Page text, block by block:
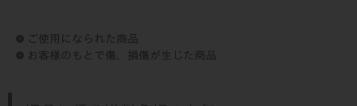
ご使用になられた商品
お客様のもとで傷、損傷が生じた商品